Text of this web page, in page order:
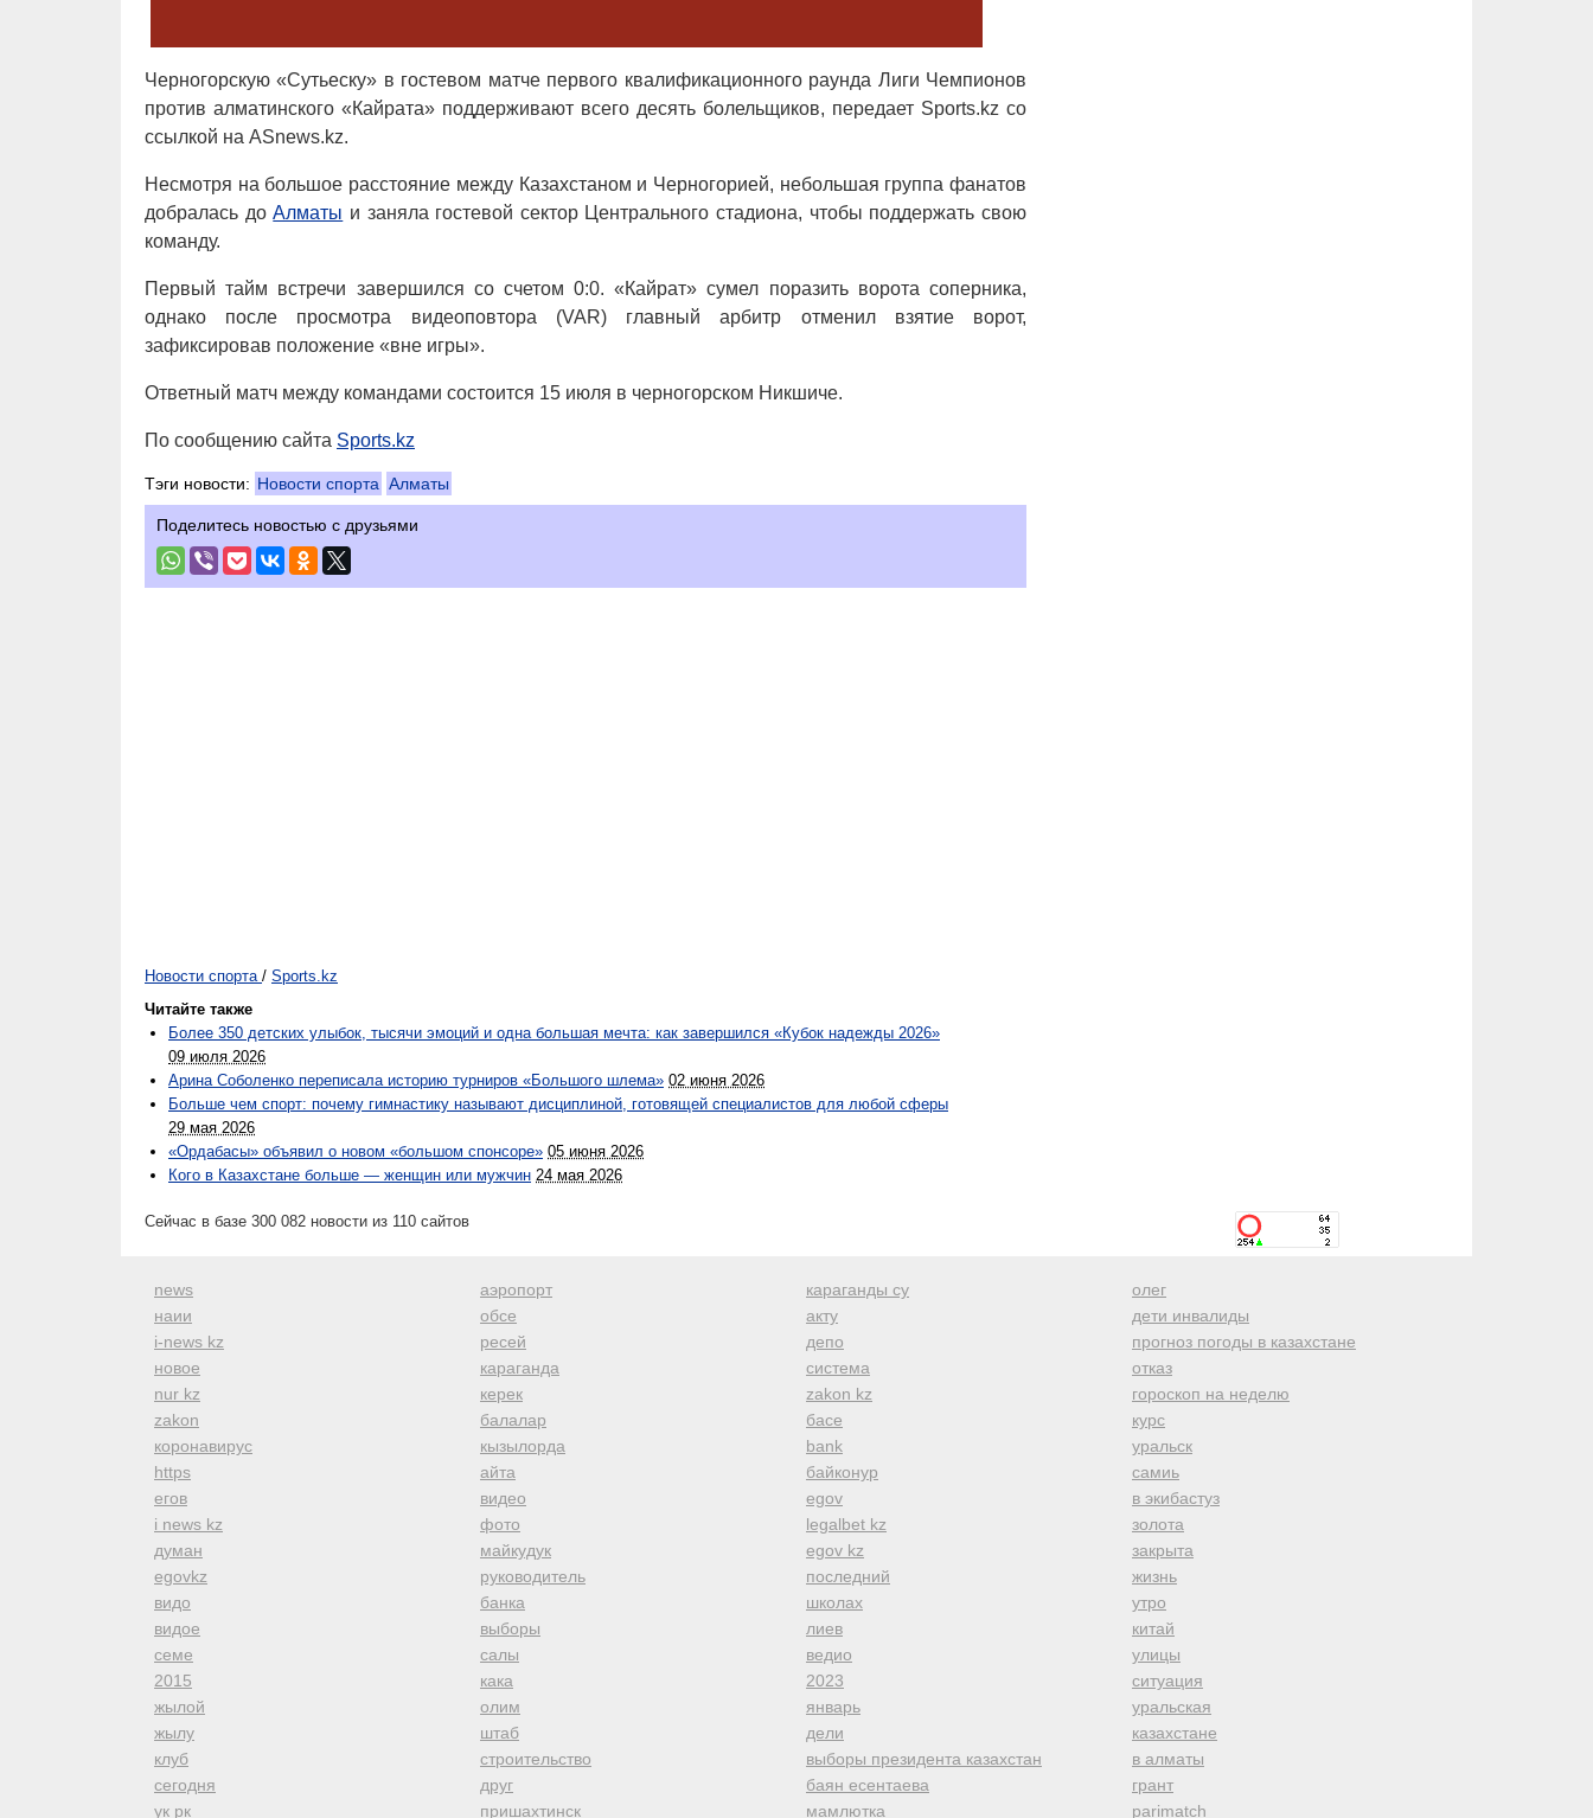
Черногорскую «Сутьеску» в гостевом матче первого квалификационного раунда Лиги Чемпионов
против алматинского «Кайрата» поддерживают всего десять болельщиков, передает Sports.kz со
ссылкой на ASnews.kz.
Несмотря на большое расстояние между Казахстаном и Черногорией, небольшая группа фанатов
добралась доАлматы и заняла гостевой сектор Центрального стадиона, чтобы поддержать свою
команду.
Первый тайм встречи завершился со счетом 0:0. «Кайрат» сумел поразить ворота соперника,
однако после просмотра видеоповтора (VAR) главный арбитр отменил взятие ворот,
зафиксировав положение «вне игры».
Ответный матч между командами состоится 15 июля в черногорском Никшиче.
По сообщению сайта Sports.kz
Тэги новости: Новости спорта Алматы
Поделитесь новостью с друзьями
Новости спорта / Sports.kz
Читайте также
Более 350 детских улыбок, тысячи эмоций и одна большая мечта: как завершился «Кубок надежды 2026»
09 июля 2026
Арина Соболенко переписала историю турниров «Большого шлема» 02 июня 2026
Больше чем спорт: почему гимнастику называют дисциплиной, готовящей специалистов для любой сферы
29 мая 2026
«Ордабасы» объявил о новом «большом спонсоре» 05 июня 2026
Кого в Казахстане больше — женщин или мужчин 24 мая 2026
Сейчас в базе 300 082 новости из 110 сайтов
news
наии
i-news kz
новое
nur kz
zakon
коронавирус
https
егов
i news kz
думан
egovkz
видо
видое
семе
2015
жылой
жылу
клуб
сегодня
ук рк
аэропорт
обсе
ресей
караганда
керек
балалар
кызылорда
айта
видео
фото
майкудук
руководитель
банка
выборы
салы
кака
олим
штаб
строительство
друг
пришахтинск
караганды су
акту
депо
система
zakon kz
басе
bank
байконур
egov
legalbet kz
egov kz
последний
школах
лиев
ведио
2023
январь
дели
выборы президента казахстан
баян есентаева
мамлютка
олег
дети инвалиды
прогноз погоды в казахстане
отказ
гороскоп на неделю
курс
уральск
самиь
в экибастуз
золота
закрыта
жизнь
утро
китай
улицы
ситуация
уральская
казахстане
в алматы
грант
parimatch